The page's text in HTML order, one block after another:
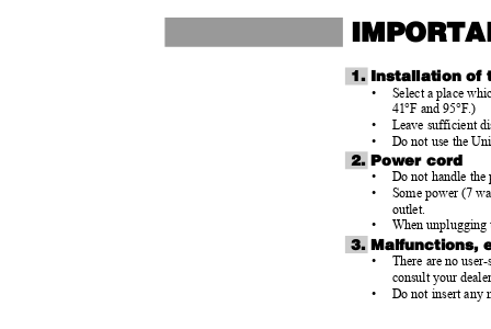
1. Installation
• Select a place
41°F and 95°F.)
•
•
Leave sufficient
Do not use the
2. Power cord
•
•
Do not handle
Some power (7
outlet.
• When
3.
• There are no
consult your
•
Do not insert any